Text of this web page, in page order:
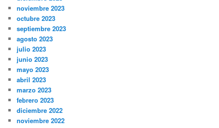
noviembre 2023
octubre 2023
septiembre 2023
agosto 2023
julio 2023
junio 2023
mayo 2023
abril 2023
marzo 2023
febrero 2023
diciembre 2022
noviembre 2022